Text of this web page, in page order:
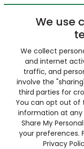
We use
We collect
and internet
traffic, and
involve the
third parties for
You can opt out of
information at any
Share My
your preferences.
Privacy